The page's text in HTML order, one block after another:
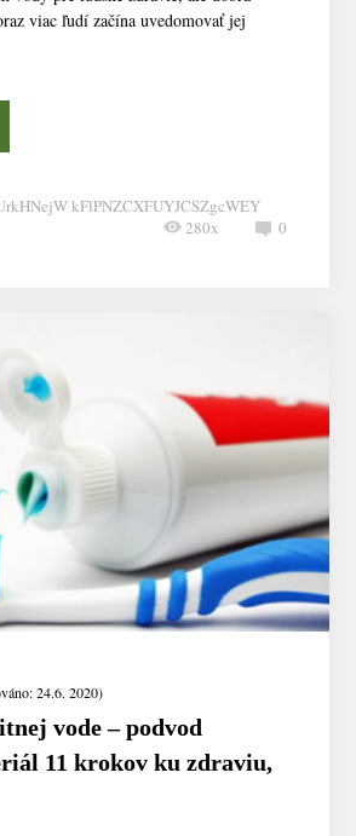
viac ľudí začína uvedomovať jej
kFlPNZCXFUYJCSZgcWEY
0
280x
24.6. 2020)
vode – podvod
11 krokov ku zdraviu,